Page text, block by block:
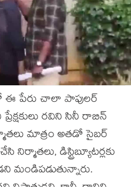
పేరు చాలా పాపులర్
రవిని సినీ రాబిన్
మాత్రం అతడో సైబర్
డిస్ట్రిబ్యూటర్లకు
మండిపడుతున్నారు.